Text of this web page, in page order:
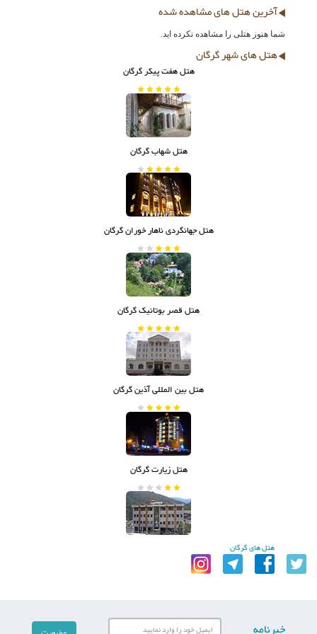
آخرین هتل های مشاهده شده
شما هنوز هتلی را مشاهده نکرده اید.
هتل های شهر گرگان
هتل هفت پیکر گرگان
هتل شهاب گرگان
هتل جهانگردی ناهار خوران گرگان
هتل قصر بوتانیک گرگان
هتل بین المللی آذین گرگان
هتل زیارت گرگان
هتل های گرگان